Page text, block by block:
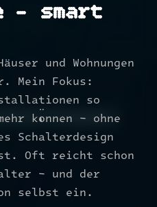
– smart
und Wohnungen
Mein Fokus:
so
können – ohne
Schalterdesign
Oft reicht schon
– und der
selbst ein.